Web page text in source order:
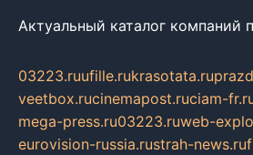
Актуальный каталог компаний
03223.ruufille.rukrasotata.ru
veetbox.rucinemapost.ruciam-
mega-press.ru03223.ruweb-
eurovision-russia.rustrah-news.ru